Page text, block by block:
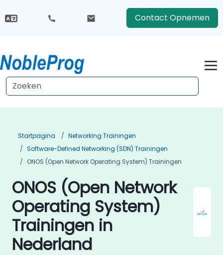
Contact Opnemen
Startpagina
Networking Trainingen
Software-Defined Networking (SDN) Trainingen
ONOS (Open Network Operating System) Trainingen
ONOS (Open Network
Operating System)
Trainingen in
Nederland